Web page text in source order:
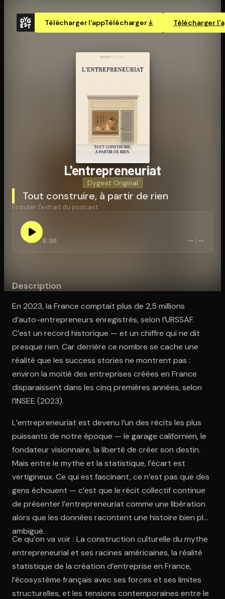
Télécharger l'appTélécharger Télécharger
L'en­tre­pre­neu­riat
Dygest Original
Tout construire, à partir de rien
Écouter l'extrait du podcast :
0:00 --:--
Description
En 2023, la France comptait plus de 2,5 millions
d’auto-entrepreneurs enregistrés, selon l’URSSAF.
C’est un record historique — et un chiffre qui ne dit
presque rien. Car derrière ce nombre se cache une
réalité que les success stories ne montrent pas :
environ la moitié des entreprises créées en France
disparaissent dans les cinq premières années, selon
l’INSEE (2023).
L’entrepreneuriat est devenu l’un des récits les plus
puissants de notre époque — le garage californien, le
fondateur visionnaire, la liberté de créer son destin.
Mais entre le mythe et la statistique, l’écart est
vertigineux. Ce qui est fascinant, ce n’est pas que des
gens échouent — c’est que le récit collectif continue
de présenter l’entrepreneuriat comme une libération
alors que les données racontent une histoire bien plus
ambiguë.
Ce qu’on va voir : La construction culturelle du mythe
entrepreneurial et ses racines américaines, la réalité
statistique de la création d’entreprise en France,
l’écosystème français avec ses forces et ses limites
structurelles, et les tensions contemporaines entre le